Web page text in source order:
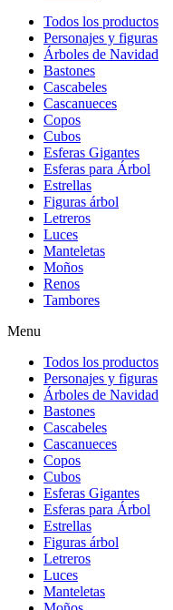
Todos los productos
Personajes y figuras
Árboles de Navidad
Bastones
Cascabeles
Cascanueces
Copos
Cubos
Esferas Gigantes
Esferas para Árbol
Estrellas
Figuras árbol
Letreros
Luces
Manteletas
Moños
Renos
Tambores
Menu
Todos los productos
Personajes y figuras
Árboles de Navidad
Bastones
Cascabeles
Cascanueces
Copos
Cubos
Esferas Gigantes
Esferas para Árbol
Estrellas
Figuras árbol
Letreros
Luces
Manteletas